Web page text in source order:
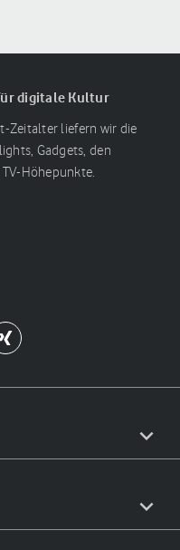
digitale Kultur
Zeitalter liefern wir die
Gadgets, den
Höhepunkte.